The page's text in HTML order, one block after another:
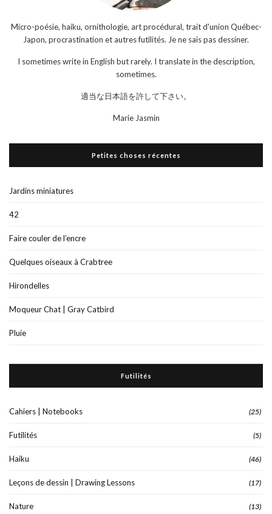
Micro-poésie, haiku, ornithologie, art procédural, trait d'union Québec-
Japon, procrastination et autres futilités. Je ne sais pas dessiner.
I sometimes write in English but rarely. I translate in the description,
sometimes.
適当な日本語を許して下さい。
Marie Jasmin
Petites choses récentes
Jardins miniatures
42
Faire couler de l’encre
Quelques oiseaux à Crabtree
Hirondelles
Moqueur Chat | Gray Catbird
Pluie
Futilités
Cahiers | Notebooks (25)
Futilités (5)
Haiku (46)
Leçons de dessin | Drawing Lessons (17)
Nature (13)